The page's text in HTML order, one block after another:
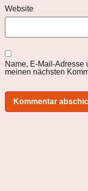
Website
Name, E-Mail-Adresse
meinen nächsten